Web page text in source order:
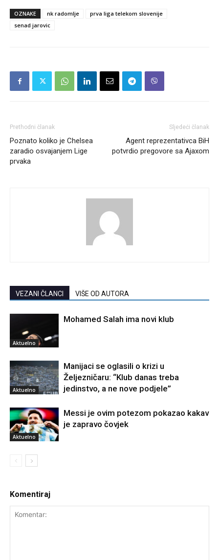
OZNAKE nk radomlje
prva liga telekom slovenije
senad jarovic
Prethodni članak
Poznato koliko je Chelsea
zaradio osvajanjem Lige
prvaka
Sljedeći članak
Agent reprezentativca BiH
potvrdio pregovore sa Ajaxom
VEZANI ČLANCI VIŠE OD AUTORA
Aktuelno
Mohamed Salah ima novi klub
Aktuelno
Manijaci se oglasili o krizi u
Željezničaru: “Klub danas treba
jedinstvo, a ne nove podjele”
Aktuelno
Messi je ovim potezom pokazao kakav
je zapravo čovjek
Komentiraj